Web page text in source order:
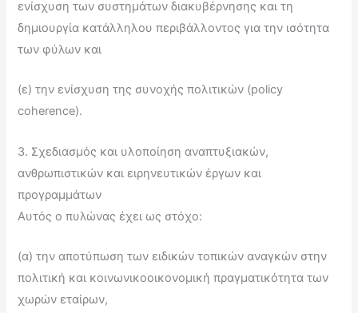
ενίσχυση των συστημάτων διακυβέρνησης και τη
δημιουργία κατάλληλου περιβάλλοντος για την ισότητα
των φύλων και
(ε) την ενίσχυση της συνοχής πολιτικών (policy
coherence).
3. Σχεδιασμός και υλοποίηση αναπτυξιακών,
ανθρωπιστικών και ειρηνευτικών έργων και
προγραμμάτων
Αυτός ο πυλώνας έχει ως στόχο:
(α) την αποτύπωση των ειδικών τοπικών αναγκών στην
πολιτική και κοινωνικοοικονομική πραγματικότητα των
χωρών εταίρων,